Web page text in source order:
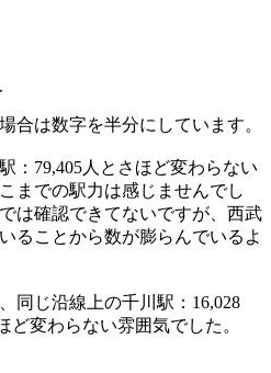
合は数字を半分にしています。
：79,405人とさほど変わらない
までの駅力は感じませんでし
は確認できてないですが、西武
ることから数が膨らんでいるよ
同じ沿線上の千川駅：16,028
ど変わらない雰囲気でした。